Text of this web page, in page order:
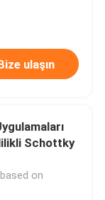
ulaşın
Schottky
on